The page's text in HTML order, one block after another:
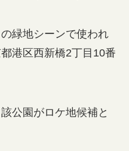
緑地シーンで使われ
港区西新橋2丁目10番
公園がロケ地候補と